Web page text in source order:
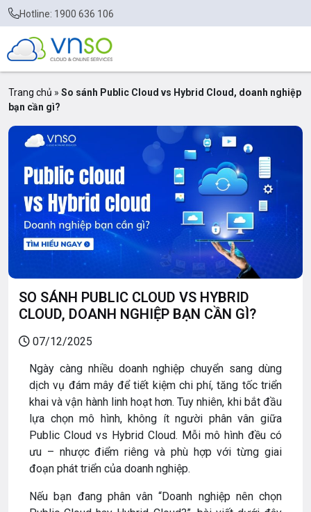
Hotline: 1900 636 106
Trang chủ » So sánh Public Cloud vs Hybrid Cloud, doanh nghiệp
bạn cần gì?
SO SÁNH PUBLIC CLOUD VS HYBRID
CLOUD, DOANH NGHIỆP BẠN CẦN GÌ?
07/12/2025
Ngày càng nhiều doanh nghiệp chuyển sang dùng
dịch vụ đám mây để tiết kiệm chi phí, tăng tốc triển
khai và vận hành linh hoạt hơn. Tuy nhiên, khi bắt đầu
lựa chọn mô hình, không ít người phân vân giữa
Public Cloud vs Hybrid Cloud. Mỗi mô hình đều có
ưu – nhược điểm riêng và phù hợp với từng giai
đoạn phát triển của doanh nghiệp.
Nếu bạn đang phân vân “Doanh nghiệp nên chọn